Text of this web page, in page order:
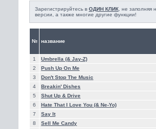
Зарегистрируйтесь в ОДИН КЛИК , не
версии, а также многие другие функции!
№ название
1
Umbrella (& Jay-Z)
2
Push Up On Me
3
Don't Stop The Music
4
Breakin' Dishes
5
Shut Up & Drive
6
Hate That I Love You (& Ne-Yo)
7
Say It
8
Sell Me Candy